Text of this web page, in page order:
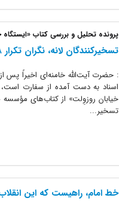
پرونده تحلیل و بررسی کتاب «ایستگاه
تسخیرکنندگان لانه، نگران تکرار ۲۸مرداد بودند
: حضرت آیت‌الله خامنه‌ای اخیراً پس
تسخیر...
خط امام، راهیست که این